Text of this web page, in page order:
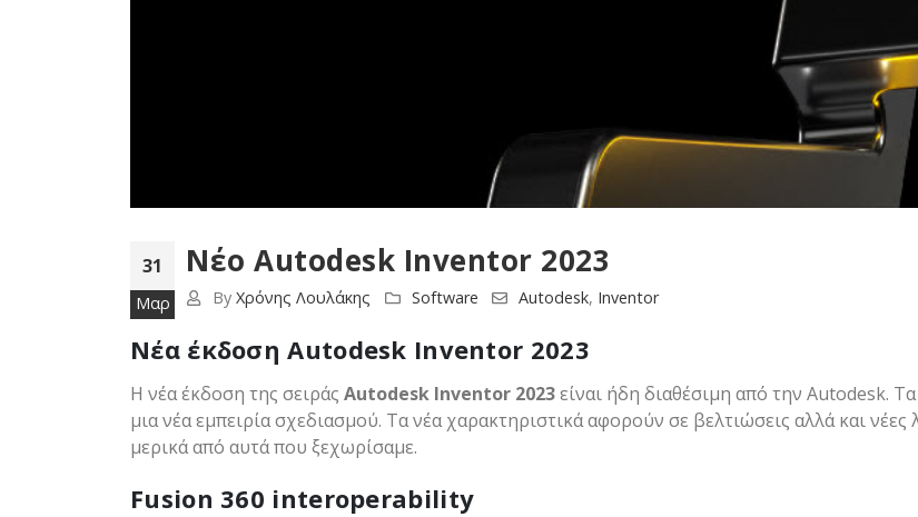
31
Μαρ
Νέο Autodesk Inventor 2023
By Χρόνης Λουλάκης Software Autodesk, Inventor
Νέα έκδοση Autodesk Inventor 2023
Η νέα έκδοση της σειράς Autodesk Inventor 2023είναι ήδη διαθέσιμη από την Autodesk.
μια νέα εμπειρία σχεδιασμού. Τα νέα χαρακτηριστικά αφορούν σε βελτιώσεις αλλά και
μερικά από αυτά που ξεχωρίσαμε.
Fusion 360 interoperability